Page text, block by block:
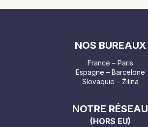
NOS BUREAUX
France – Paris
Espagne – Barcelone
Slovaquie – Žilina
NOTRE RÉSEAU
(HORS EU)